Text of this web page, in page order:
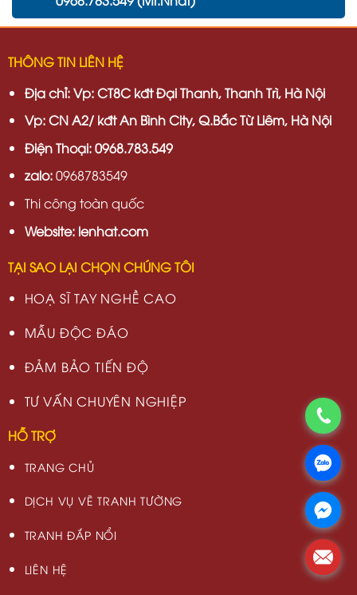
THÔNG TIN LIÊN HỆ
Địa chỉ: Vp: CT8C kđt Đại Thanh, Thanh Trì, Hà Nội
Vp: CN A2/ kđt An Bình City, Q.Bắc Từ Liêm, Hà Nội
Điện Thoại: 0968.783.549
zalo:0968783549
Thi công toàn quốc
Website: lenhat.com
TẠI SAO LẠI CHỌN CHÚNG TÔI
HOẠ SĨ TAY NGHỀ CAO
MẪU ĐỘC ĐÁO
ĐẢM BẢO TIẾN ĐỘ
TƯ VẤN CHUYÊN NGHIỆP
HỖ TRỢ
TRANG CHỦ
DỊCH VỤ VẼ TRANH TƯỜNG
TRANH ĐẮP NỔI
LIÊN HỆ